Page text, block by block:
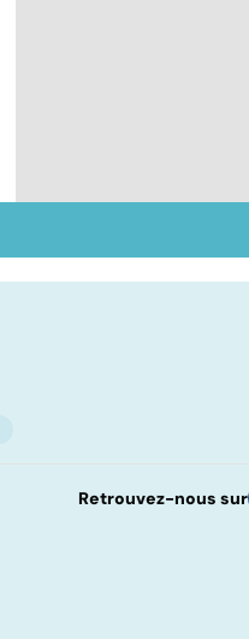
l'importance de la
Retrouvez-nous sur